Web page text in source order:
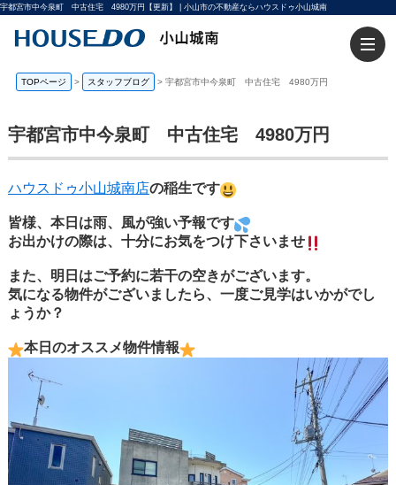
宇都宮市中今泉町 中古住宅 4980万円【更新】 | 小山市の不動産ならハウスドゥ小山城南
TOPページ > スタッフブログ > 宇都宮市中今泉町 中古住宅 4980万円
宇都宮市中今泉町 中古住宅 4980万円
ハウスドゥ小山城南店の稲生です
皆様、本日は雨、風が強い予報です
お出かけの際は、十分にお気をつけ下さいませ
また、明日はご予約に若干の空きがございます。
気になる物件がございましたら、一度ご見学はいかがでし
ょうか？
本日のオススメ物件情報